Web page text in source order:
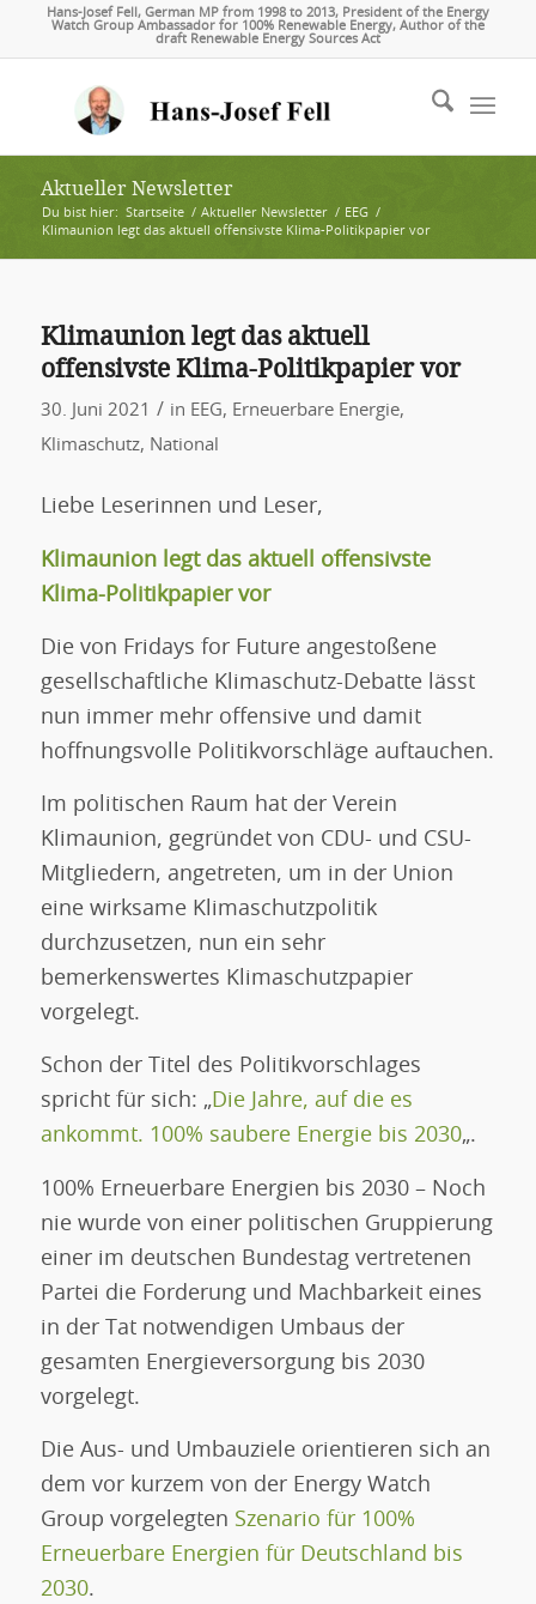
Hans-Josef Fell, German MP from 1998 to 2013, President of the Energy
Watch Group Ambassador for 100% Renewable Energy, Author of the
draft Renewable Energy Sources Act
Aktueller Newsletter
Du bist hier: Startseite / Aktueller Newsletter / EEG /
Klimaunion legt das aktuell offensivste Klima-Politikpapier vor
Klimaunion legt das aktuell
offensivste Klima-Politikpapier vor
30. Juni 2021 / in EEG, Erneuerbare Energie,
Klimaschutz, National
Liebe Leserinnen und Leser,
Klimaunion legt das aktuell offensivste
Klima-Politikpapier vor
Die von Fridays for Future angestoßene
gesellschaftliche Klimaschutz-Debatte lässt
nun immer mehr offensive und damit
hoffnungsvolle Politikvorschläge auftauchen.
Im politischen Raum hat der Verein
Klimaunion, gegründet von CDU- und CSU-
Mitgliedern, angetreten, um in der Union
eine wirksame Klimaschutzpolitik
durchzusetzen, nun ein sehr
bemerkenswertes Klimaschutzpapier
vorgelegt.
Schon der Titel des Politikvorschlages
spricht für sich: „Die Jahre, auf die es
ankommt. 100% saubere Energie bis 2030„.
100% Erneuerbare Energien bis 2030 – Noch
nie wurde von einer politischen Gruppierung
einer im deutschen Bundestag vertretenen
Partei die Forderung und Machbarkeit eines
in der Tat notwendigen Umbaus der
gesamten Energieversorgung bis 2030
vorgelegt.
Die Aus- und Umbauziele orientieren sich an
dem vor kurzem von der Energy Watch
Group vorgelegten Szenario für 100%
Erneuerbare Energien für Deutschland bis
2030.